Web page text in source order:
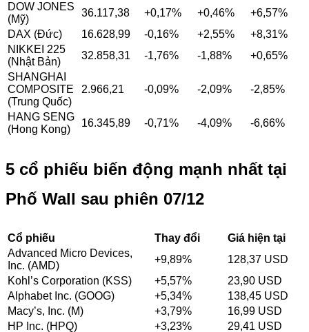
DOW JONES
(Mỹ)
36.117,38 +0,17% +0,46%
+6,57%
DAX (Đức)
16.628,99 -0,16% +2,55%
+8,31%
NIKKEI 225
(Nhật Bản)
32.858,31 -1,76% -1,88%
+0,65%
SHANGHAI
COMPOSITE
(Trung Quốc)
2.966,21 -0,09% -2,09% -2,85%
HANG SENG
(Hong Kong)
16.345,89 -0,71% -4,09% -6,66%
5 cổ phiếu biến động mạnh nhất tại
Phố Wall sau phiên 07/12
Cổ phiếu Thay đổi
Giá hiện tại
Advanced Micro Devices,
Inc. (AMD)
+9,89%
128,37 USD
Kohl’s Corporation (KSS)
+5,57%
23,90 USD
Alphabet Inc. (GOOG)
+5,34%
138,45 USD
Macy’s, Inc. (M)
+3,79%
16,99 USD
HP Inc. (HPQ)
+3,23% 29,41 USD